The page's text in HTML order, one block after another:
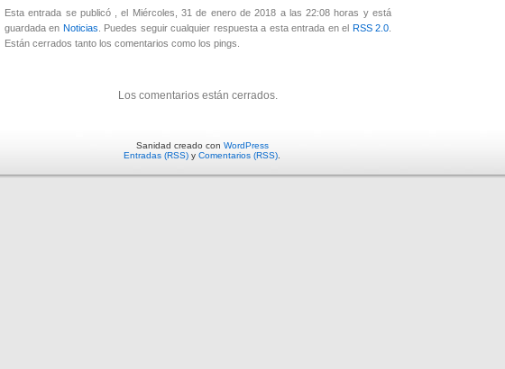
Esta entrada se publicó , el Miércoles, 31 de enero de 2018 a las 22:08 horas y está
guardada en Noticias . Puedes seguir cualquier respuesta a esta entrada en el RSS 2.0
Están cerrados tanto los comentarios como los pings.
Los comentarios están cerrados.
Sanidad creado con WordPress
Entradas (RSS) y Comentarios (RSS)